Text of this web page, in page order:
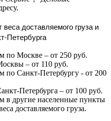
доставляемого груза и
Петербурга
по Москве – от 250 руб.
– от 110 руб.
по Санкт-Петербургу - от 200
Петербурга – от 100 руб.
в другие населенные пункты
доставляемого груза.